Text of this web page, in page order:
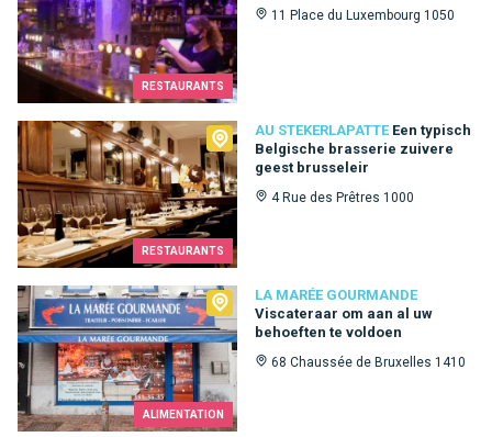
RESTAURANTS
11 Place du Luxembourg 1050
RESTAURANTS
AU STEKERLAPATTE Een typisch
Belgische brasserie zuivere
geest brusseleir
4 Rue des Prêtres 1000
Au Stekerlapatte
ALIMENTATION
LA MARÉE GOURMANDE
Viscateraar om aan al uw
behoeften te voldoen
68 Chaussée de Bruxelles 1410
La Marée Gourmande